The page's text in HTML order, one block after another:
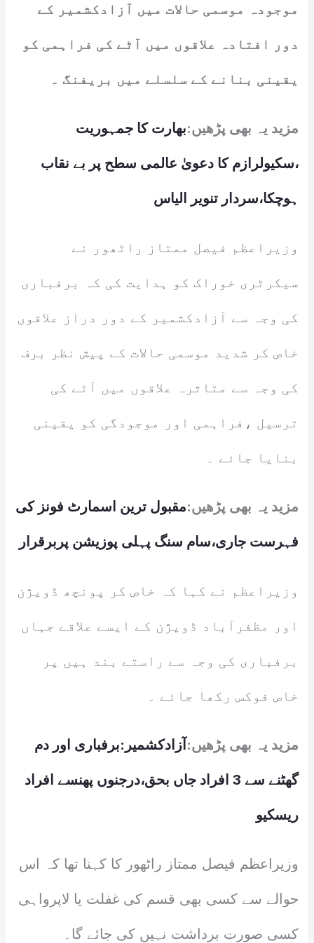
موجودہ موسمی حالات میں آزادکشمیر کے
دور افتادہ علاقوں میں آٹے کی فراہمی کو
یقینی بنانے کے سلسلے میں بریفنگ ۔
مزید یہ بھی پڑھیں:بھارت کا جمہوریت
،سکیولرازم کا دعویٰ عالمی سطح پر بے نقاب
ہوچکا،سردار تنویر الیاس
وزیراعظم فیصل ممتاز راٹھور نے
سیکرٹری خوراک کو ہدایت کی کہ برفباری
کی وجہ سے آزادکشمیر کے دور دراز علاقوں
خاص کر شدید موسمی حالات کے پیش نظر برف
کی وجہ سے متاثرہ علاقوں میں آٹے کی
ترسیل ،فراہمی اور موجودگی کو یقینی
بنایا جائے ۔
مزید یہ بھی پڑھیں:مقبول ترین اسمارٹ فونز کی
فہرست جاری،سام سنگ پہلی پوزیشن پربرقرار
وزیراعظم نے کہا کہ خاص کر پونچھ ڈویژن
اور مظفرآباد ڈویژن کے ایسے علاقے جہاں
برفباری کی وجہ سے راستے بند ہیں پر
خاص فوکس رکھا جائے ۔
مزید یہ بھی پڑھیں: آزادکشمیر:برفباری اور دم
گھٹنے سے 3 افراد جاں بحق،درجنوں پھنسے افراد
ریسکیو
وزیراعظم فیصل ممتاز راٹھور کا کہنا تھا کہ اس
حوالے سے کسی بھی قسم کی غفلت یا لاپرواہی
کسی صورت برداشت نہیں کی جائے گا۔